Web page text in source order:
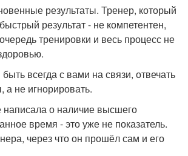
результаты. Тренер, который
результат - не компетентен,
тренировки и весь процесс не
всегда с вами на связи, отвечать
не игнорировать.
написала о наличие высшего
время - это уже не показатель.
через что он прошёл сам и его